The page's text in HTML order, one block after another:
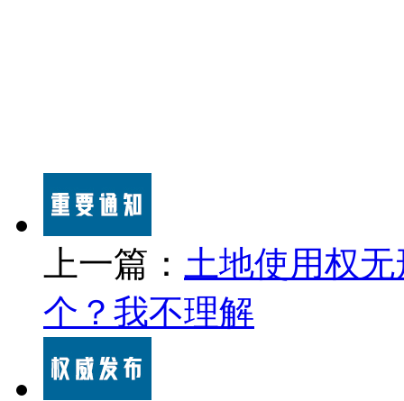
上一篇： 土地使用权
个？我不理解